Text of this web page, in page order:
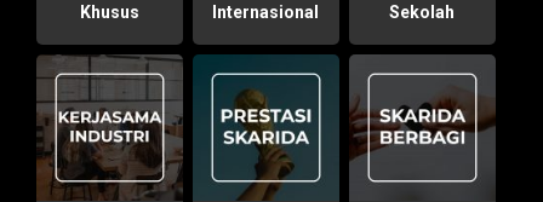
Khusus
Internasional
Sekolah